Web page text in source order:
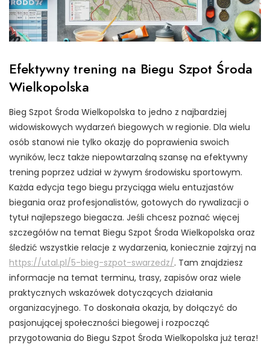
Efektywny trening na Biegu Szpot Środa
Wielkopolska
Bieg Szpot Środa Wielkopolska to jedno z najbardziej
widowiskowych wydarzeń biegowych w regionie. Dla wielu
osób stanowi nie tylko okazję do poprawienia swoich
wyników, lecz także niepowtarzalną szansę na efektywny
trening poprzez udział w żywym środowisku sportowym.
Każda edycja tego biegu przyciąga wielu entuzjastów
biegania oraz profesjonalistów, gotowych do rywalizacji o
tytuł najlepszego biegacza. Jeśli chcesz poznać więcej
szczegółów na temat Biegu Szpot Środa Wielkopolska oraz
śledzić wszystkie relacje z wydarzenia, koniecznie zajrzyj na
https://utal.pl/5-bieg-szpot-swarzedz/. Tam znajdziesz
informacje na temat terminu, trasy, zapisów oraz wiele
praktycznych wskazówek dotyczących działania
organizacyjnego. To doskonała okazja, by dołączyć do
pasjonującej społeczności biegowej i rozpocząć
przygotowania do Biegu Szpot Środa Wielkopolska już teraz!